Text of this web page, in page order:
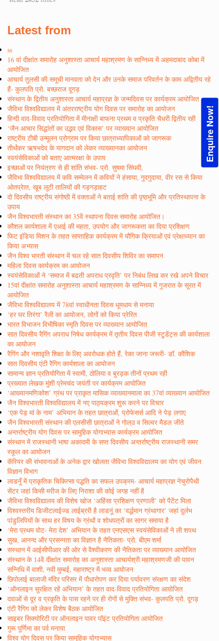
Enquire Now!
Latest from
ss
16 वां दीक्षांत समारोह अनुशास्ता आचार्य महाश्रमण के सान्निध्य में अहमदाबाद कोबा में
आयोजित
आचार्य तुलसी की समूची मानवता को देन और उनके समाज परिवर्तन के काम अद्वितीय रहे
हैं- कुलपति प्रो. बच्छराज दूगड़
संस्थान के द्वितीय अनुशास्ता आचार्य महाप्रज्ञ के जन्मदिवस पर कार्यक्रम आयोजित
जैविभा विश्वविद्यालय में अंतरराष्ट्रीय योग दिवस पर समारोह का आयोजन
हिन्दी वाद-विवाद प्रतियोगिता में मीनाक्षी बाफना प्रथम व प्रकृति चैधरी द्वितीय रही
‘जैन आचार सिद्धांतों का उद्भव एवं विकास’ पर व्याख्यान आयोजित
राष्ट्रीय टीबी उन्मूलन प्रोग्राम पर किया छात्राध्यापिकाओं को जागरूक
तीर्थंकर ऋषभदेव के यागदान को लेकर व्याख्यानका आयोजन
स्वयंसेविकाओं को बताए आत्मरक्षा के उपाय
इच्छाओं पर नियंत्रण से ही शांति संभव- प्रो. सुषमा सिंघवी,
जैविभा विश्वविद्यालय में कवि सम्मेलन में कवियों ने हंसाया, गुदगुदाया, वीर रस से किया
ओतप्रेात, खूब लूटी तालियों की गड़गड़ाहट
दो दिवसीय राष्ट्रीय संगोष्ठी में वक्ताओं ने बताई शांति की पृष्ठभूमि और प्रतिस्थापना के
उपाय
जैन विश्वभारती संस्थान का 35वें स्थापना दिवस समारोह आयोजित।
कौशल कार्यशाला में एआई की महता, उपयोग और जागरूकता का दिया प्रशिक्षण
फिट इंडिया मिशन के तहत साप्ताहिक कार्यक्रम में यौगिक क्रियाओं एवं प्रेक्षाध्यान का
किया अभ्यास
जैन विश्व भारती संस्थान में चल रहे सात दिवसीय शिविर का समापन
महिला दिवस कार्यक्रम का आयोजन
स्वयंसेविकाओं ने ‘समाज में बढती अपराध प्रवृति’ पर निबंध लिख कर रखे अपने विचार
15वां दीक्षांत समारोह अनुशास्ता आचार्य महाश्रमण के सान्निध्य में गुजरात के सूरत में
आयोजित
जैविभा विश्वविद्यालय में 78वां स्वाधीनता दिवस धूमधाम से मनाया
‘हर घर तिरंगा’ रैली का आयोजन, लोगों को किया प्रेरित
भारत विभाजन विभीषिका स्मृति दिवस पर व्याख्यान आयोजित
सात दिवसीय रैगिंग अपराध निषेध कार्यक्रम में तृतीय दिवस पीजी स्टुडेंट्स की कार्यशाला
का आयोजन
रैगिंग और नशावृति शिक्षा के लिए अवरोधक होते हैं, रेका जाना जरूरी- डॉ. कौशिक
सात दिवसीय एंटी रैगिग कार्यशाला का आयोजन
सामान्य ज्ञान प्रतियोगिता में स्वामी, ठोलिया व बुरड़क तीनों प्रथम रही
प्रख्यात लेखक मुंशी प्रेमचंद जयंती पर कार्यक्रम आयोजित
‘आख्यानमणिकोश’ ग्रंथ पर प्राकृत मासिक व्याख्यानमाला का 37वां व्याख्यान आयोजित
जैन विश्वभारती विश्वविद्यालय में नए पाठ्यक्रम शुरू करने पर विचार
‘एक पेड़ मां के नाम’ अभियान के तहत छात्राओं, प्रोफेसर्स आदि ने पेड़ लगाए
जैन विश्वभारती संस्थान की एलसीसी छात्राओं ने गोल्उ व सिल्वर मैडल जीते
अन्तर्राष्ट्रीय योग दिवस पर सामुहिक योगाभ्यास कार्यक्रम आयोजित
संस्थान में राजस्थानी भाषा अकादमी के सप्त दिवसीय अन्तर्राष्ट्रीय राजस्थानी समर
स्कूल का आयोजन
कॅरियर की संभावनाओं के अनेक द्वार खोलता जैविभा विश्वविद्यालय का योग एवं जीवन
विज्ञान विभाग
लाडनूँ में प्राकृतिक चिकित्सा पद्धति का सफल उपक्रम- आचार्य महाप्रज्ञ नेचुरोपैथी
सेंटर जहां किसी मरीज के लिए निराशा की कोई जगह नहीं है
जैविभा विश्वविद्यालय की विशेष खोज ‘अहिंसा प्रशिक्षण प्रणाली’ को पैटेंट मिला
विश्वस्तरीय डिजीटलाईज्ड लाईब्ररी है लाडनूं का ‘वर्द्धमान ग्रंथागार’ जहां दुर्लभ
पांडुलिपियों के साथ हर विषय के ग्रंथों व शोधपत्रों का सागर समाया है
‘मेरा प्रथम वोट- मेरा देश’ अभियान के तहत एनएसएस स्वयंसेविकाओं ने ली शपथ
सुख, आनन्द और प्रसन्नता का विज्ञान है नैतिकता- प्रो. बीएम शर्मा
सस्थान में आईसीपीआर की ओर से वैश्वीकरण की नैतिकता पर व्याख्यान आयोजित
संस्थान के 14वें दीक्षांत समारोह का अनुशास्ता आचार्यश्री महाश्रमणजी की पावन
सन्निधि में वाशी, नवी मुम्बई, महाराष्ट्र में भव्य आयोजन
छिपोलाई बालाजी मंदिर परिसर में पौधारोपण कर दिया पर्यावरण संरक्षण का संदेश
‘ऑनलाइन सुरक्षित रहें अभियान’ के तहत वाद-विवाद प्रतियोगिता आयोजित
दवाओं से दूर व प्रकृति के पास रहने पर ही रोगों से मुक्ति संभव- कुलपति प्रो. दूगड़
एंटी रैगिग को लेकर विशेष बैठक आयोजित
साइबर सिक्योरिटी पर ऑनलाइन पावर पॉइंट प्रतियोगिता आयोजित
गुरू पूर्णिमा का पर्व मनाया
विश्व योग दिवस पर किया सामुहिक योगाभ्यास